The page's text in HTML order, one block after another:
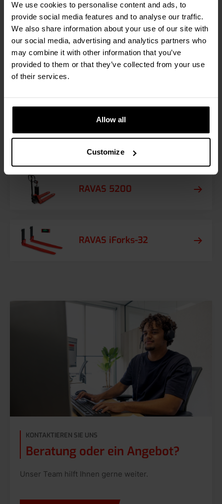
We use cookies to personalise content and ads, to
provide social media features and to analyse our traffic.
We also share information about your use of our site with
our social media, advertising and analytics partners who
may combine it with other information that you’ve
provided to them or that they’ve collected from your use
of their services.
Allow all
Customize
GEEIGNETE MOBILE WIEGESYSTEME
RAVAS 3200
RAVAS 5200
RAVAS iForks-32
KONTAKTIEREN SIE UNS
Beratung oder ein Angebot?
Unser Team hilft Ihnen gerne weiter.